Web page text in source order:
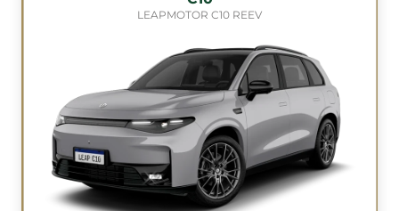
LEAPMOTOR C10 REEV